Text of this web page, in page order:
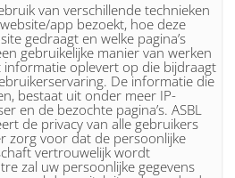
van verschillende technieken
app bezoekt, hoe deze
gedraagt en welke pagina’s
gebruikelijke manier van werken
oplevert op die bijdraagt
De informatie die
bestaat uit onder meer IP-
en de bezochte pagina’s. ASBL
de privacy van alle gebruikers
zorg voor dat de persoonlijke
vertrouwelijk wordt
zal uw persoonlijke gegevens